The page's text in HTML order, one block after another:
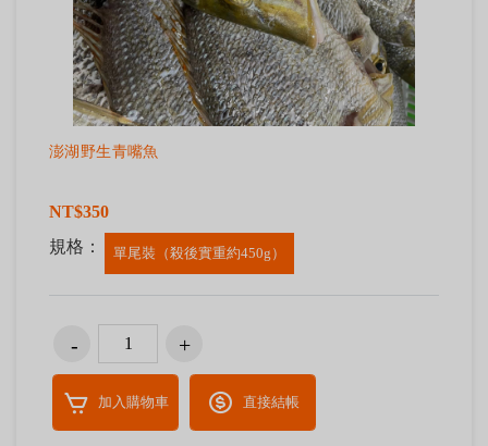
澎湖野生青嘴魚
NT$350
規格：
單尾裝（殺後實重約450g）
加入購物車 直接結帳